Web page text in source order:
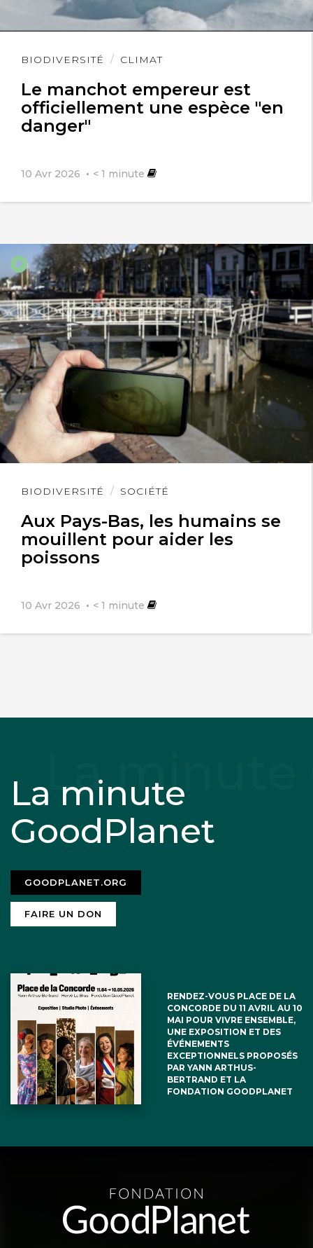
BIODIVERSITÉ CLIMAT
Le manchot empereur est
officiellement une espèce "en
danger"
10 Avr 2026 < 1 minute
Lire
BIODIVERSITÉ SOCIÉTÉ
Aux Pays-Bas, les humains se
mouillent pour aider les
poissons
10 Avr 2026 < 1 minute
Lire
La minute
GoodPlanet
GOODPLANET.ORG
FAIRE UN DON
RENDEZ-VOUS PLACE DE LA
CONCORDE DU 11 AVRIL AU 10
MAI POUR VIVRE ENSEMBLE,
UNE EXPOSITION ET DES
ÉVÉNEMENTS
EXCEPTIONNELS PROPOSÉS
PAR YANN ARTHUS-
BERTRAND ET LA
FONDATION GOODPLANET